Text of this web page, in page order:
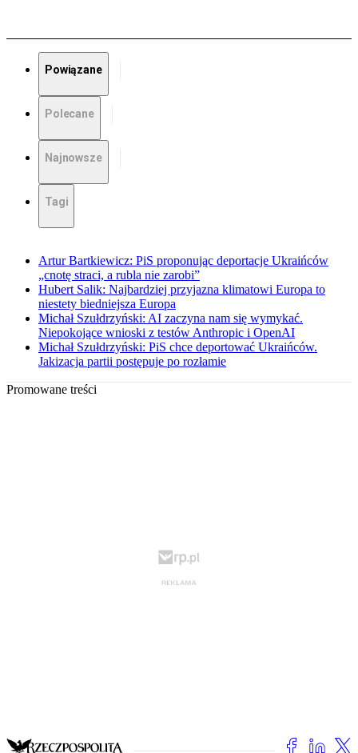
Powiązane
Polecane
Najnowsze
Tagi
Artur Bartkiewicz: PiS proponując deportacje Ukraińców
„cnotę straci, a rubla nie zarobi”
Hubert Salik: Najbardziej przyjazna klimatowi Europa to
niestety biedniejsza Europa
Michał Szułdrzyński: AI zaczyna nam się wymykać.
Niepokojące wnioski z testów Anthropic i OpenAI
Michał Szułdrzyński: PiS chce deportować Ukraińców.
Jakizacja partii postępuje po rozłamie
Promowane treści